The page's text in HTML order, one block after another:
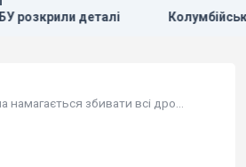
Колумбійські наркокартелі